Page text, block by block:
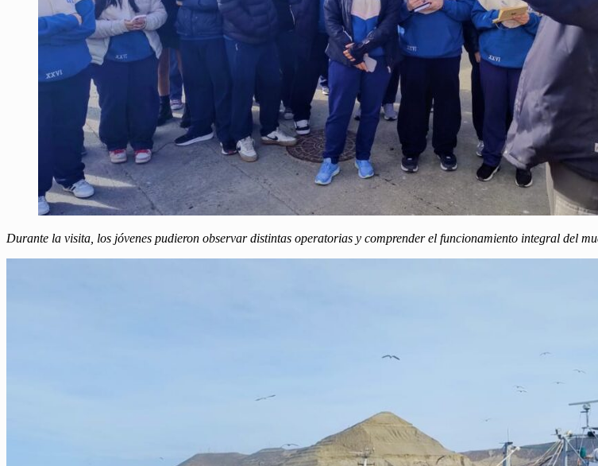
Durante la visita, los jóvenes pudieron observar distintas operatorias y comprender el funcionamiento integral del